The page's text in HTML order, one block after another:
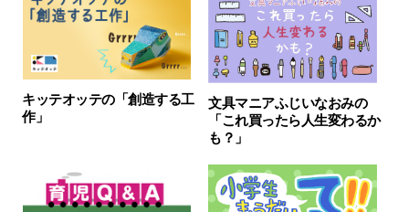
キッテオッテの「創造する工
作」
文具マニアふじいなおみの
「これ買ったら人生変わるか
も？」